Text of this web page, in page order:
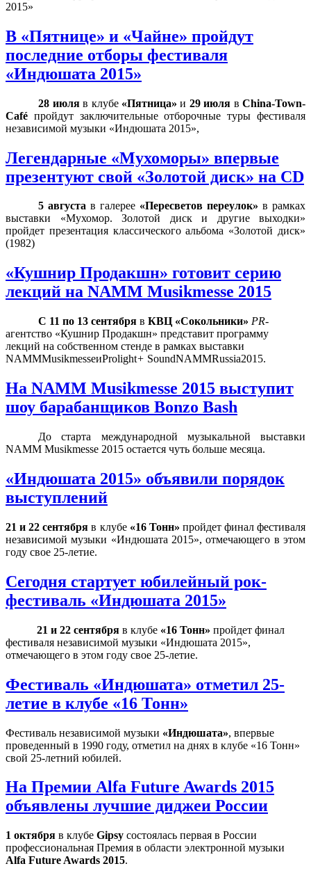
2015»
В «Пятнице» и «Чайне» пройдут
последние отборы фестиваля
«Индюшата 2015»
28 июляв клубе «Пятница» и 29 июля вChina-Town-
Café пройдут заключительные отборочные туры фестиваля
независимой музыки «Индюшата 2015»,
Легендарные «Мухоморы» впервые
презентуют свой «Золотой диск» на CD
5 августа в галерее «Пересветов переулок» в рамках
выставки «Мухомор. Золотой диск и другие выходки»
пройдет презентация классического альбома «Золотой диск»
(1982)
«Кушнир Продакшн» готовит серию
лекций на NAMM Musikmesse 2015
С 11 по 13 сентября вКВЦ «Сокольники» PR-
агентство «Кушнир Продакшн» представит программу
лекций на собственном стенде в рамках выставки
NAMMMusikmesseиProlight+ SoundNAMMRussia2015.
На NAMM Musikmesse 2015 выступит
шоу барабанщиков Bonzo Bash
До старта международной музыкальной выставки
NAMM Musikmesse 2015 остается чуть больше месяца.
«Индюшата 2015» объявили порядок
выступлений
21 и 22 сентября в клубе «16 Тонн» пройдет финал фестиваля
независимой музыки «Индюшата 2015», отмечающего в этом
году свое 25-летие.
Сегодня стартует юбилейный рок-
фестиваль «Индюшата 2015»
21 и22 сентября в клубе «16 Тонн» пройдет финал
фестиваля независимой музыки «Индюшата 2015»,
отмечающего в этом году свое 25-летие.
Фестиваль «Индюшата» отметил 25-
летие в клубе «16 Тонн»
Фестиваль независимой музыки «Индюшата», впервые
проведенный в 1990 году, отметил на днях в клубе «16 Тонн»
свой 25-летний юбилей.
На Премии Alfa Future Awards 2015
объявлены лучшие диджеи России
1 октября в клубе Gipsy состоялась первая в России
профессиональная Премия в области электронной музыки
Alfa Future Awards 2015.